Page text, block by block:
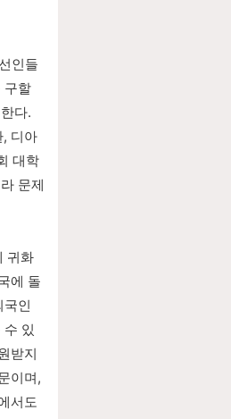
인들
구할
다.
, 디아
대학
문제
귀화
에 돌
인
있
받지
이며,
서도